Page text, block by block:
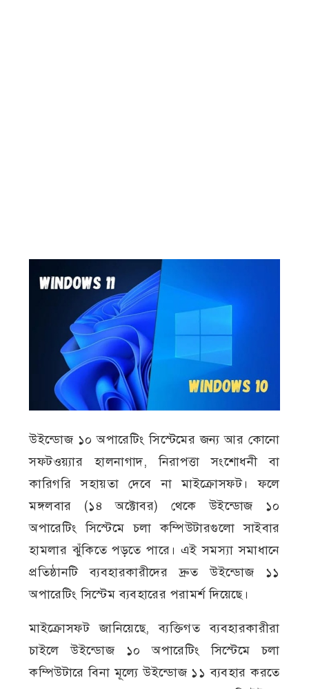
উইন্ডোজ ১০ অপারেটিং সিস্টেমের জন্য আর কোনো
সফটওয়্যার হালনাগাদ, নিরাপত্তা সংশোধনী বা
কারিগরি সহায়তা দেবে না মাইক্রোসফট। ফলে
মঙ্গলবার (১৪ অক্টোবর) থেকে উইন্ডোজ ১০
অপারেটিং সিস্টেমে চলা কম্পিউটারগুলো সাইবার
হামলার ঝুঁকিতে পড়তে পারে। এই সমস্যা সমাধানে
প্রতিষ্ঠানটি ব্যবহারকারীদের দ্রুত উইন্ডোজ ১১
অপারেটিং সিস্টেম ব্যবহারের পরামর্শ দিয়েছে।
মাইক্রোসফট জানিয়েছে, ব্যক্তিগত ব্যবহারকারীরা
চাইলে উইন্ডোজ ১০ অপারেটিং সিস্টেমে চলা
কম্পিউটারে বিনা মূল্যে উইন্ডোজ ১১ ব্যবহার করতে